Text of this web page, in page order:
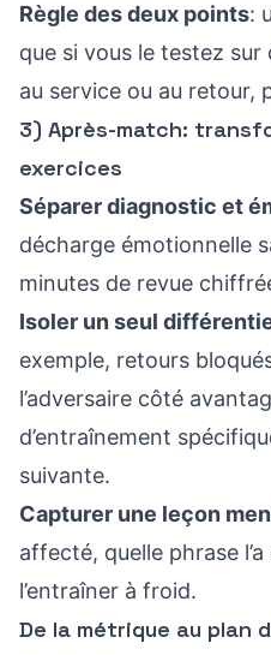
Règle des deux points:
que si vous le testez
au service ou au retour,
3) Après-match:
exercices
Séparer diagnostic et
décharge émotionnelle
minutes de revue
Isoler un seul
exemple, retours
l’adversaire côté
d’entraînement
suivante.
Capturer une leçon
affecté, quelle phrase
l’entraîner à froid.
De la métrique au plan